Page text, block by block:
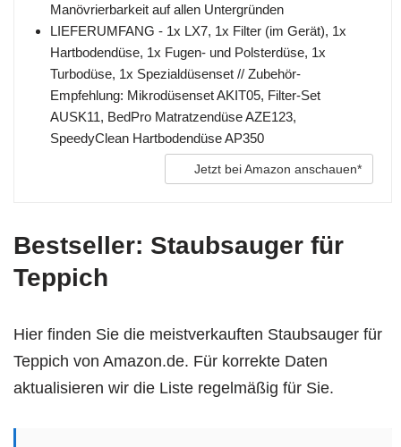
Manövrierbarkeit auf allen Untergründen
LIEFERUMFANG - 1x LX7, 1x Filter (im Gerät), 1x
Hartbodendüse, 1x Fugen- und Polsterdüse, 1x
Turbodüse, 1x Spezialdüsenset // Zubehör-
Empfehlung: Mikrodüsenset AKIT05, Filter-Set
AUSK11, BedPro Matratzendüse AZE123,
SpeedyClean Hartbodendüse AP350
Jetzt bei Amazon anschauen*
Bestseller: Staubsauger für
Teppich
Hier finden Sie die meistverkauften Staubsauger für
Teppich von Amazon.de. Für korrekte Daten
aktualisieren wir die Liste regelmäßig für Sie.